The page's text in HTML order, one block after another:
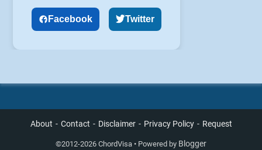
Facebook Twitter
About Contact Disclaimer Privacy Policy Request
©2012-2026 ChordVisa • Powered by Blogger